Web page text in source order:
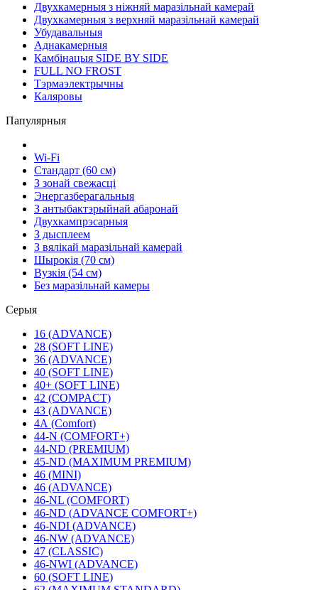
Двухкамерныя з ніжняй маразільнай камерай
Двухкамерныя з верхняй маразільнай камерай
Убудавальныя
Аднакамерныя
Камбінацыя SIDE BY SIDE
FULL NO FROST
Тэрмаэлектрычны
Каляровы
Папулярныя
Wi-Fi
Стандарт (60 см)
З зонай свежасці
Энергазберагальныя
З антыбактэрыйнай абаронай
Двухкампрэсарныя
З дысплеем
З вялікай маразільнай камерай
Шырокія (70 см)
Вузкія (54 см)
Без маразільнай камеры
Серыя
16 (ADVANCE)
28 (SOFT LINE)
36 (ADVANCE)
40 (SOFT LINE)
40+ (SOFT LINE)
42 (COMPACT)
43 (ADVANCE)
4А (Comfort)
44-N (COMFORT+)
44-ND (PREMIUM)
45-ND (MAXIMUM PREMIUM)
46 (MINI)
46 (ADVANCE)
46-NL (COMFORT)
46-ND (ADVANCE COMFORT+)
46-NDI (ADVANCE)
46-NW (ADVANCE)
47 (CLASSIC)
46-NWI (ADVANCE)
60 (SOFT LINE)